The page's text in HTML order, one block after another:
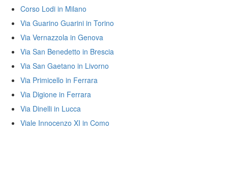
Corso Lodi in Milano
Via Guarino Guarini in Torino
Via Vernazzola in Genova
Via San Benedetto in Brescia
Via San Gaetano in Livorno
Via Primicello in Ferrara
Via Digione in Ferrara
Via Dinelli in Lucca
Viale Innocenzo XI in Como